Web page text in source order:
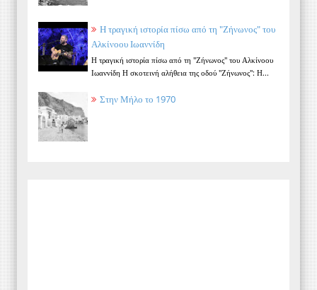
Η τραγική ιστορία πίσω από τη "Ζήνωνος" του
Αλκίνοου Ιωαννίδη
Η τραγική ιστορία πίσω από τη "Ζήνωνος" του Αλκίνοου
Ιωαννίδη Η σκοτεινή αλήθεια της οδού "Ζήνωνος": Η...
Στην Μήλο το 1970